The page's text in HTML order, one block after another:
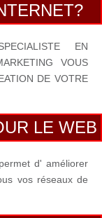
EN
VOUS
DE VOTRE
LE WEB
d' améliorer
vos réseaux de